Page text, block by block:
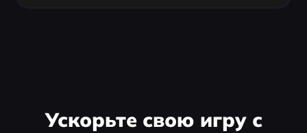
Ускорьте свою игру с